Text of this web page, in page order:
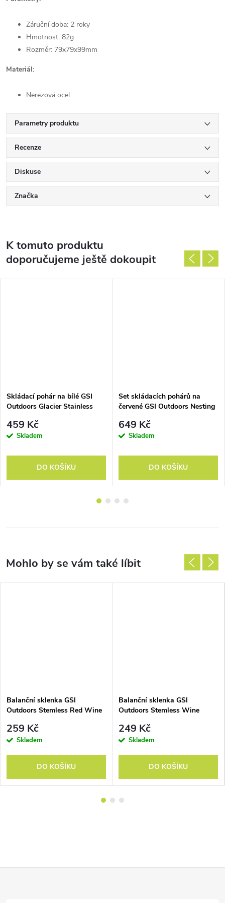
Záruční doba: 2 roky
Hmotnost: 82g
Rozměr: 79x79x99mm
Materiál:
Nerezová ocel
Parametry produktu
Recenze
Diskuse
Značka
K tomuto produktu
doporučujeme ještě dokoupit
Skládací pohár na bílé GSI
Outdoors Glacier Stainless
459 Kč
Skladem
DO KOŠÍKU
Set skládacích pohárů na
červené GSI Outdoors Nesting
649 Kč
Skladem
DO KOŠÍKU
Balanční sklenka GSI
Outdoors Stemless Red Wine
259 Kč
Skladem
DO KOŠÍKU
Balanční sklenka GSI
Outdoors Stemless Wine
249 Kč
Skladem
DO KOŠÍKU